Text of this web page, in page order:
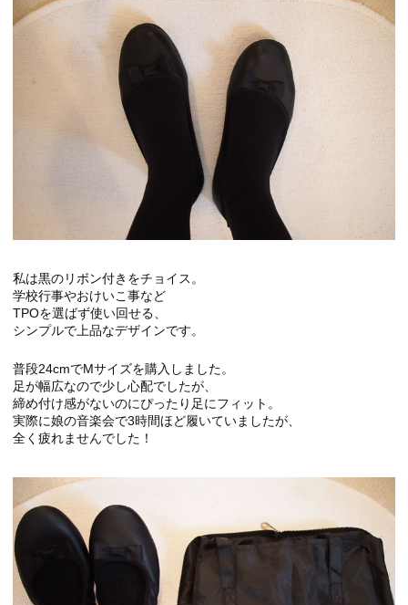
私は黒のリボン付きをチョイス。
学校行事やおけいこ事など
TPOを選ばず使い回せる、
シンプルで上品なデザインです。
普段24cmでMサイズを購入しました。
足が幅広なので少し心配でしたが、
締め付け感がないのにぴったり足にフィット。
実際に娘の音楽会で3時間ほど履いていましたが、
全く疲れませんでした！